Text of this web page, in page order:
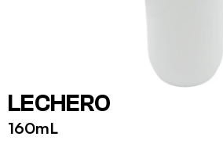
LECHERO
160mL